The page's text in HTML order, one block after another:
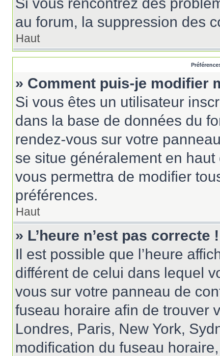
au forum, la suppression des
Haut
» Comment puis-je modifier
Si vous êtes un utilisateur
dans la base de données du
rendez-vous sur votre
se situe généralement en
vous permettra de modifier
préférences.
Haut
» L’heure n’est pas correcte !
Il est possible que l’heure
différent de celui dans lequel
vous sur votre panneau de
fuseau horaire afin de trouver
Londres, Paris, New York,
modification du fuseau